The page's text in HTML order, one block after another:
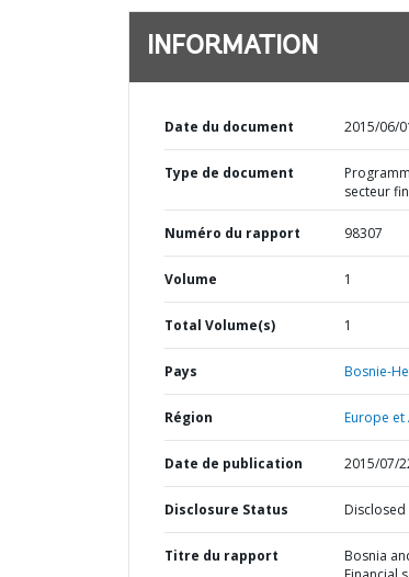
INFORMATION
Date du document 2015/06/
Type de document
secteur
Numéro du rapport 98307
Volume 1
Total Volume(s) 1
Pays Bosnie-
Région Europe et
Date de publication 2015/07/
Disclosure Status Disclosed
Titre du rapport
Bosnia